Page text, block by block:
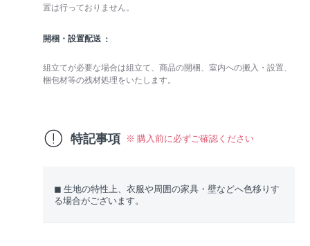
置は行っておりません。
開梱・設置配送
組立てが必要な場合は組立て、商品の開梱、室内への搬入・設置、
梱包材等の残材処理をいたします。
特記事項 ※ 購入前に必ずご確認ください
◼︎ 生地の特性上、衣服や周囲の家具・壁などへ色移りす
る場合がございます。